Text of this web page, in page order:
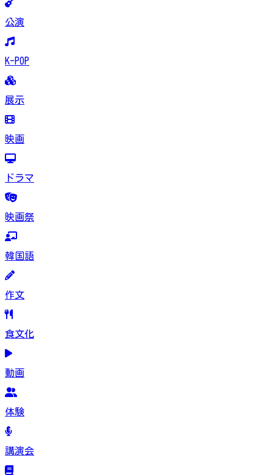
公演
K-POP
展示
映画
ドラマ
映画祭
韓国語
作文
食文化
動画
体験
講演会